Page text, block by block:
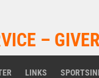
–
LINKS